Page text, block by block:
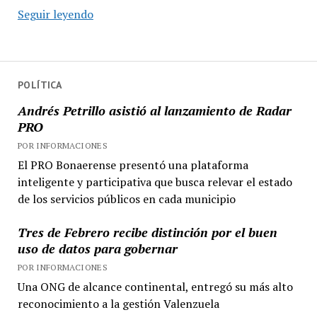
POLÍTICA
Andrés Petrillo asistió al lanzamiento de Radar
PRO
POR INFORMACIONES
El PRO Bonaerense presentó una plataforma
inteligente y participativa que busca relevar el estado
de los servicios públicos en cada municipio
Tres de Febrero recibe distinción por el buen
uso de datos para gobernar
POR INFORMACIONES
Una ONG de alcance continental, entregó su más alto
reconocimiento a la gestión Valenzuela
corrupción
Seguir leyendoRicardo
designado